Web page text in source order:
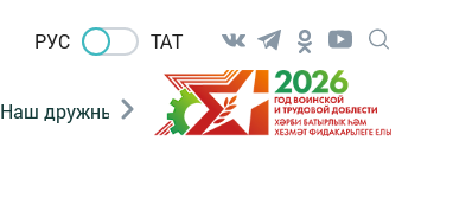
РУС ТАТ
Наш дружный коллектив Документы